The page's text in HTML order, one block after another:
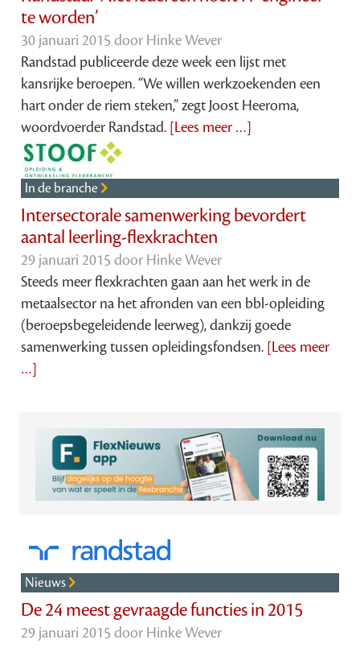
te worden’
30 januari 2015 door Hinke Wever
Randstad publiceerde deze week een lijst met
kansrijke beroepen. “We willen werkzoekenden een
hart onder de riem steken,” zegt Joost Heeroma,
woordvoerder Randstad. [Lees meer …]
In de branche
Intersectorale samenwerking bevordert
aantal leerling-flexkrachten
29 januari 2015 door Hinke Wever
Steeds meer flexkrachten gaan aan het werk in de
metaalsector na het afronden van een bbl-opleiding
(beroepsbegeleidende leerweg), dankzij goede
samenwerking tussen opleidingsfondsen. [Lees meer
…]
Nieuws
De 24 meest gevraagde functies in 2015
29 januari 2015 door Hinke Wever